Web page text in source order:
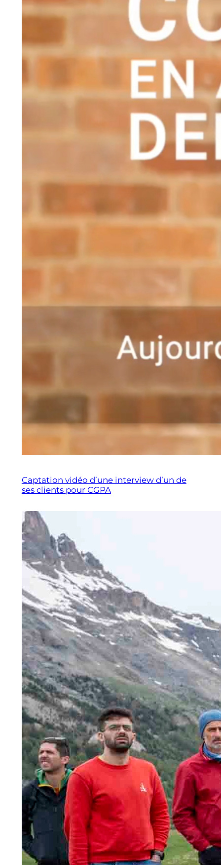
Captation vidéo d’une interview d’un de
ses clients pour CGPA